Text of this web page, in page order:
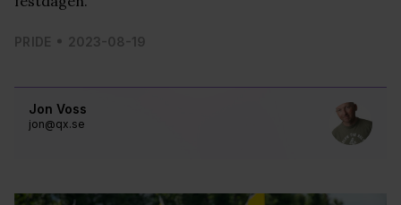
Jon Voss
jon@qx.se
PRIDE 2023-08-19